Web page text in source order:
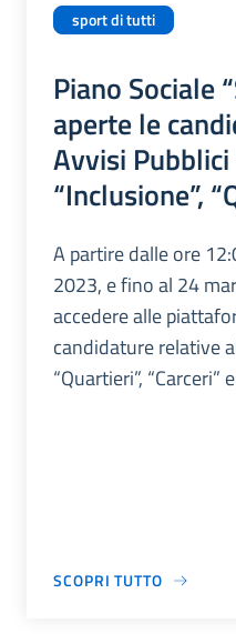
sport di tutti
Piano Sociale
aperte le
Avvisi Pubblici
“Inclusione”,
A partire dalle ore
2023, e fino al 24
accedere alle
candidature relative
“Quartieri”, “Carceri”
SCOPRI TUTTO